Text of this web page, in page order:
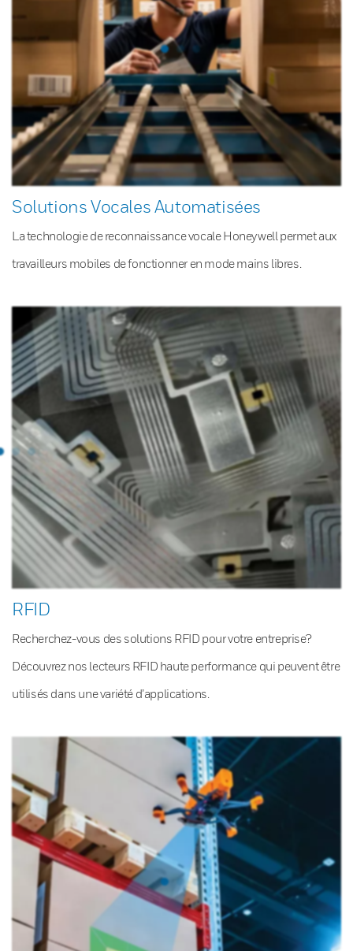
Solutions Vocales Automatisées
La technologie de reconnaissance vocale Honeywell permet aux
travailleurs mobiles de fonctionner en mode mains libres.
RFID
Recherchez-vous des solutions RFID pour votre entreprise?
Découvrez nos lecteurs RFID haute performance qui peuvent être
utilisés dans une variété d’applications.